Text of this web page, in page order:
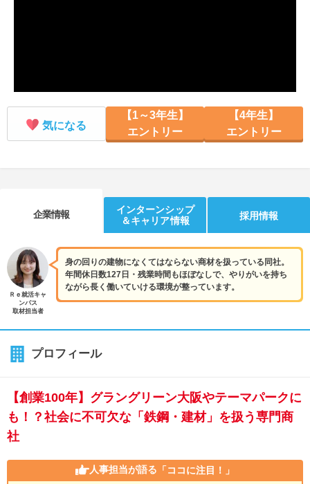
気になる
【1～3年生】
エントリー
【4年生】
エントリー
企業情報
インターンシップ
＆キャリア情報
採用情報
身の回りの建物になくてはならない商材を扱っている同社。
年間休日数127日・残業時間もほぼなしで、やりがいを持ち
ながら長く働いていける環境が整っています。
Ｒｅ就活キャ
ンパス
取材担当者
プロフィール
【創業100年】グラングリーン大阪やテーマパークに
も！？社会に不可欠な「鉄鋼・建材」を扱う専門商
社
人事担当が語る 「ココに注目！」